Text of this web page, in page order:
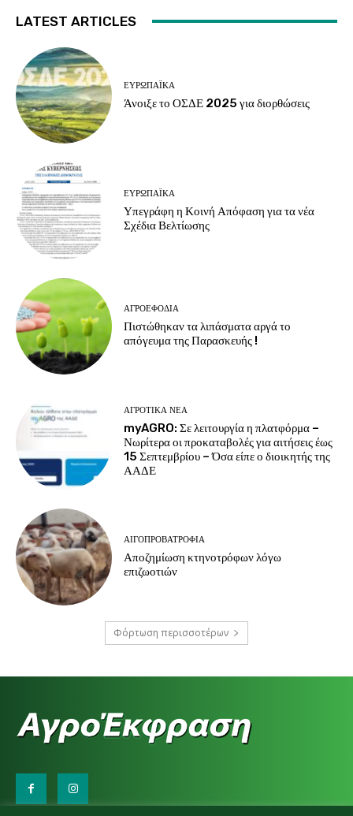
LATEST ARTICLES
ΕΥΡΩΠΑΪΚΆ
Άνοιξε το ΟΣΔΕ 2025 για διορθώσεις
ΕΥΡΩΠΑΪΚΆ
Υπεγράφη η Κοινή Απόφαση για τα νέα
Σχέδια Βελτίωσης
ΑΓΡΟΕΦΌΔΙΑ
Πιστώθηκαν τα λιπάσματα αργά το
απόγευμα της Παρασκευής !
ΑΓΡΟΤΙΚΆ ΝΈΑ
myAGRO: Σε λειτουργία η πλατφόρμα –
Νωρίτερα οι προκαταβολές για αιτήσεις έως
15 Σεπτεμβρίου – Όσα είπε ο διοικητής της
ΑΑΔΕ
ΑΙΓΟΠΡΟΒΑΤΡΟΦΊΑ
Αποζημίωση κτηνοτρόφων λόγω
επιζωοτιών
Φόρτωση περισσοτέρων